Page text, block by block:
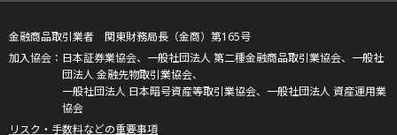
金融商品取引業者 関東財務局長（金商）第165号
日本証券業協会、一般社団法人 第二種金融商品取引業協会、一般社
団法人 金融先物取引業協会、
一般社団法人 日本暗号資産等取引業協会、一般社団法人 資産運用業
協会
リスク・手数料などの重要事項